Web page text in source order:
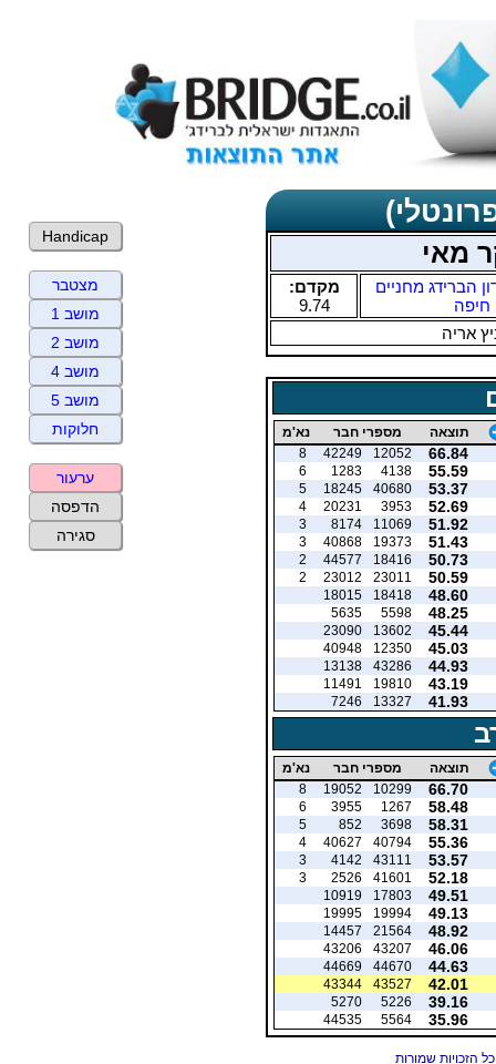
מאי
הברידג מחניים
חיפה
מקדם:
9.74
אריה
תוצאה מספרי חבר נא'מ
66.84
12052
42249
8
55.59
4138
1283
6
53.37
40680
18245
5
52.69
3953
20231
4
51.92
11069
8174
3
51.43
19373
40868
3
50.73
18416
44577
2
50.59
23011
23012
2
48.60
18418
18015
48.25
5598
5635
45.44
13602
23090
45.03
12350
40948
44.93
43286
13138
43.19
19810
11491
41.93
13327
7246
תוצאה מספרי חבר נא'מ
66.70
10299
19052
8
58.48
1267
3955
6
58.31
3698
852
5
55.36
40794
40627
4
53.57
43111
4142
3
52.18
41601
2526
3
49.51
17803
10919
49.13
19994
19995
48.92
21564
14457
46.06
43207
43206
44.63
44670
44669
42.01
43527
43344
39.16
5226
5270
35.96
5564
44535
Handicap
מצטבר
מושב 1
מושב 2
מושב 4
מושב 5
חלוקות
ערעור
הדפסה
סגירה